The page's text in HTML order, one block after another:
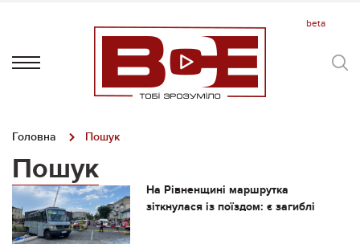
Головна Пошук
Пошук
На Рівненщині маршрутка
зіткнулася із поїздом: є загиблі